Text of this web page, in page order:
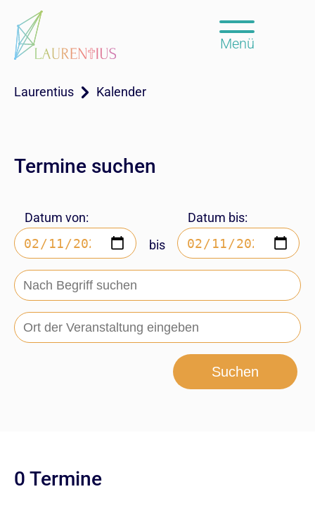
Menü
Laurentius Kalender
Termine suchen
Datum von:
bis
Datum bis:
Suchen
0 Termine